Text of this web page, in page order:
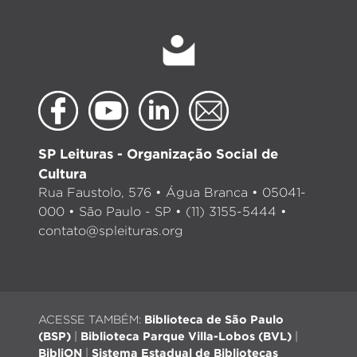
SP Leituras - Organização Social de
Cultura
Rua Faustolo, 576 • Água Branca • 05041-
000 • São Paulo - SP • (11) 3155-5444 •
contato@spleituras.org
ACESSE TAMBÉM: Biblioteca de São Paulo
(BSP)
Biblioteca Parque Villa-Lobos (BVL)
BibliON
Sistema Estadual de Bibliotecas